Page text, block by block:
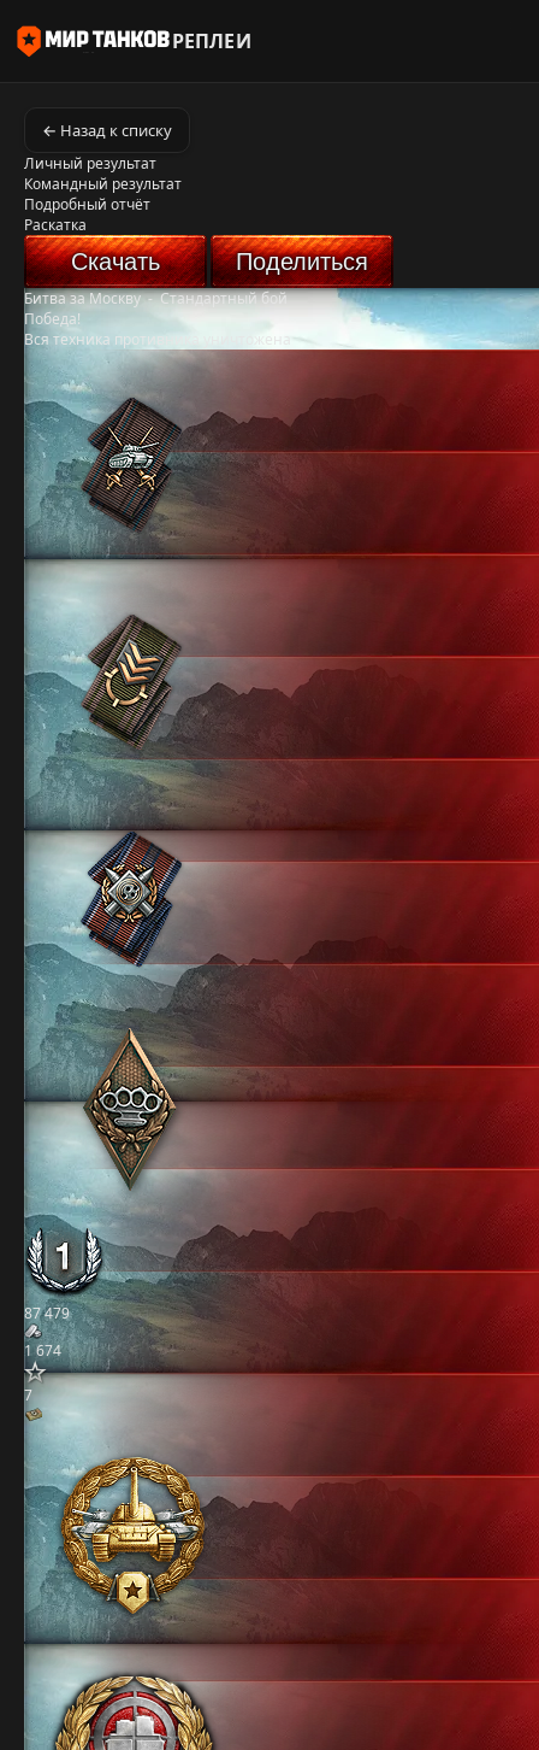
РЕПЛЕИ
← Назад к списку
Личный результат
Командный результат
Подробный отчёт
Раскатка
Скачать Поделиться
Битва за Москву-Стандартный бой
Победа!
Вся техника противника уничтожена
87 479
1 674
7